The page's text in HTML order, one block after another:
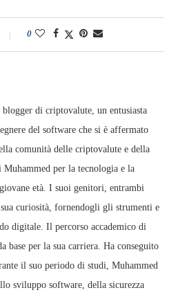
0
blogger di criptovalute, un entusiasta
del software che si è affermato
comunità delle criptovalute e della
per la tecnologia e la
età. I suoi genitori, entrambi
curiosità, fornendogli gli strumenti e
digitale. Il percorso accademico di
base per la sua carriera. Ha conseguito
il suo periodo di studi, Muhammed
sviluppo software, della sicurezza